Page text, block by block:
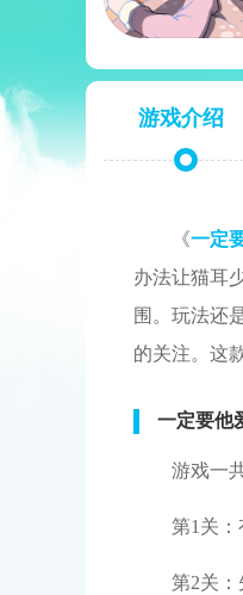
游戏介绍
《一定
办法让猫耳
围。玩法还
的关注。这
一定要他
游戏一
第1关
第2关